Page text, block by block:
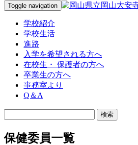
Toggle navigation
学校紹介
学校生活
進路
入学を希望される方へ
在校生・ 保護者の方へ
卒業生の方へ
事務室より
Q＆A
保健委員一覧